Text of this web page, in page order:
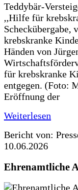
Teddybär-
,,Hilfe für
krebskranke
Händen von
für krebskranke
entgegen. (Foto:
Eröffnung der
Weiterlesen
Bericht von:
10.06.2026
Ehrenamtliche